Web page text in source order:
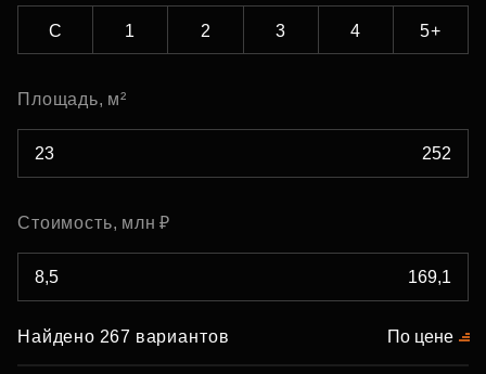
С 1 2 3 4 5+
Площадь, м²
Стоимость, млн ₽
Найдено 267 вариантов По цене